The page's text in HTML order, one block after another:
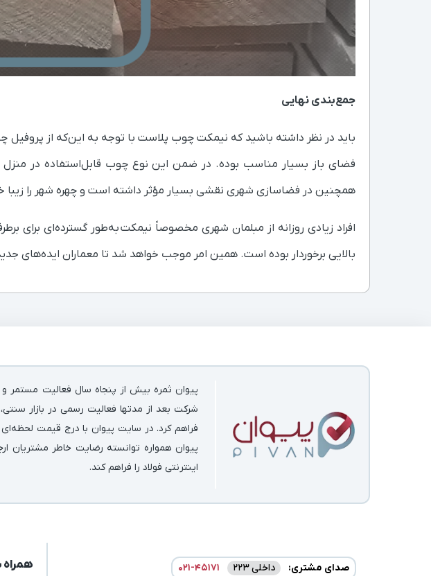
جمع‌بندی نهایی
باید در نظر داشته باشید که نیمکت چوب پلاست با توجه به این‌که از
فضای باز بسیار مناسب بوده. در ضمن این نوع چوب قابل‌استفاده در منزل
همچنین در فضاسازی شهری نقشی بسیار مؤثر داشته است و چهره شهر را زیبا
افراد زیادی روزانه از مبلمان شهری مخصوصاً نیمکت به‌طور گسترده‌ای
بالایی برخوردار بوده است. همین امر موجب خواهد شد تا معماران ایده‌های
پیوان ثمره بیش از پنجاه سال فعالیت مستمر
شرکت بعد از مدتها فعالیت رسمی در بازار
فراهم کرد. در سایت پیوان با درج قیمت
پیوان همواره توانسته رضایت خاطر مشتریان
اینترنتی فولاد را فراهم کند.
صدای مشتری: داخلی 223 021-45171 همراه